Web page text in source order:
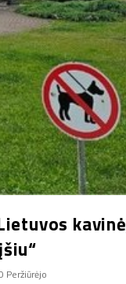
Peržiūrėjo